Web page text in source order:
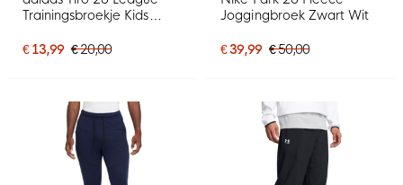
Trainingsbroekje Kids
€ 13,99 € 20,00
Joggingbroek Zwart Wit
€ 39,99 € 50,00